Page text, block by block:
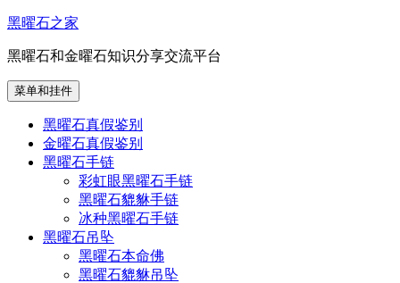
跳
内
容
黑曜石之家
黑曜石和金曜石知识分享交流平台
菜单和挂件
黑曜石真假鉴别
金曜石真假鉴别
黑曜石手链
彩虹眼黑曜石手链
黑曜石貔貅手链
冰种黑曜石手链
黑曜石吊坠
黑曜石本命佛
黑曜石貔貅吊坠